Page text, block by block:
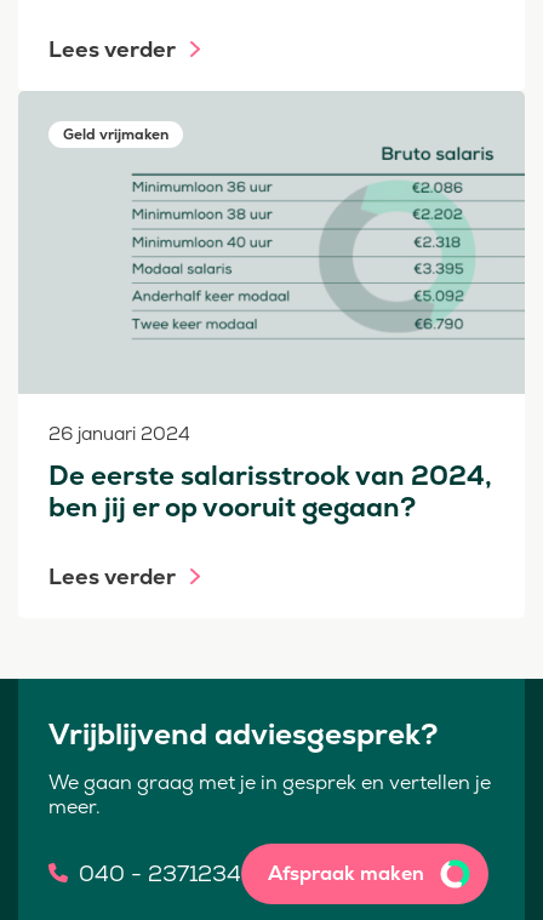
Lees verder
Geld vrijmaken
26 januari 2024
De eerste salarisstrook van 2024,
ben jij er op vooruit gegaan?
Lees verder
Vrijblijvend adviesgesprek?
We gaan graag met je in gesprek en vertellen je
meer.
040 - 2371234 Afspraak maken